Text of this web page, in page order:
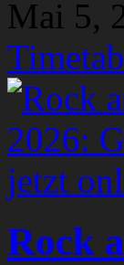
Mai 5,
Rock